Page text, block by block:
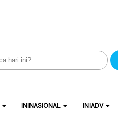
ININASIONAL INIADV